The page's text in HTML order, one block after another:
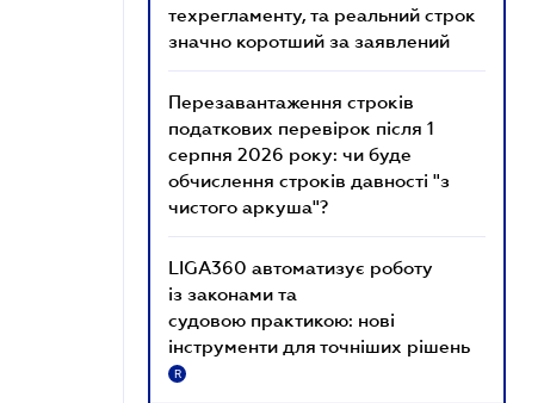
техрегламенту, та реальний строк
значно коротший за заявлений
Перезавантаження строків
податкових перевірок після 1
серпня 2026 року: чи буде
обчислення строків давності "з
чистого аркуша"?
LIGA360 автоматизує роботу
із законами та
судовою практикою: нові
інструменти для точніших рішень
R